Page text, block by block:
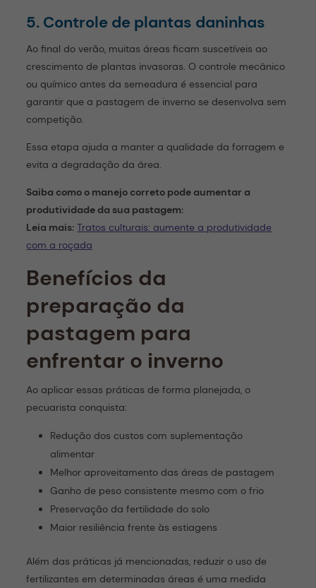
5. Controle de plantas daninhas
Ao final do verão, muitas áreas ficam suscetíveis ao
crescimento de plantas invasoras. O controle mecânico
ou químico antes da semeadura é essencial para
garantir que a pastagem de inverno se desenvolva sem
competição.
Essa etapa ajuda a manter a qualidade da forragem e
evita a degradação da área.
Saiba como o manejo correto pode aumentar a
produtividade da sua pastagem:
Leia mais: Tratos culturais: aumente a produtividade
com a roçada
Benefícios da
preparação da
pastagem para
enfrentar o inverno
Ao aplicar essas práticas de forma planejada, o
pecuarista conquista:
Redução dos custos com suplementação
alimentar
Melhor aproveitamento das áreas de pastagem
Ganho de peso consistente mesmo com o frio
Preservação da fertilidade do solo
Maior resiliência frente às estiagens
Além das práticas já mencionadas, reduzir o uso de
fertilizantes em determinadas áreas é uma medida